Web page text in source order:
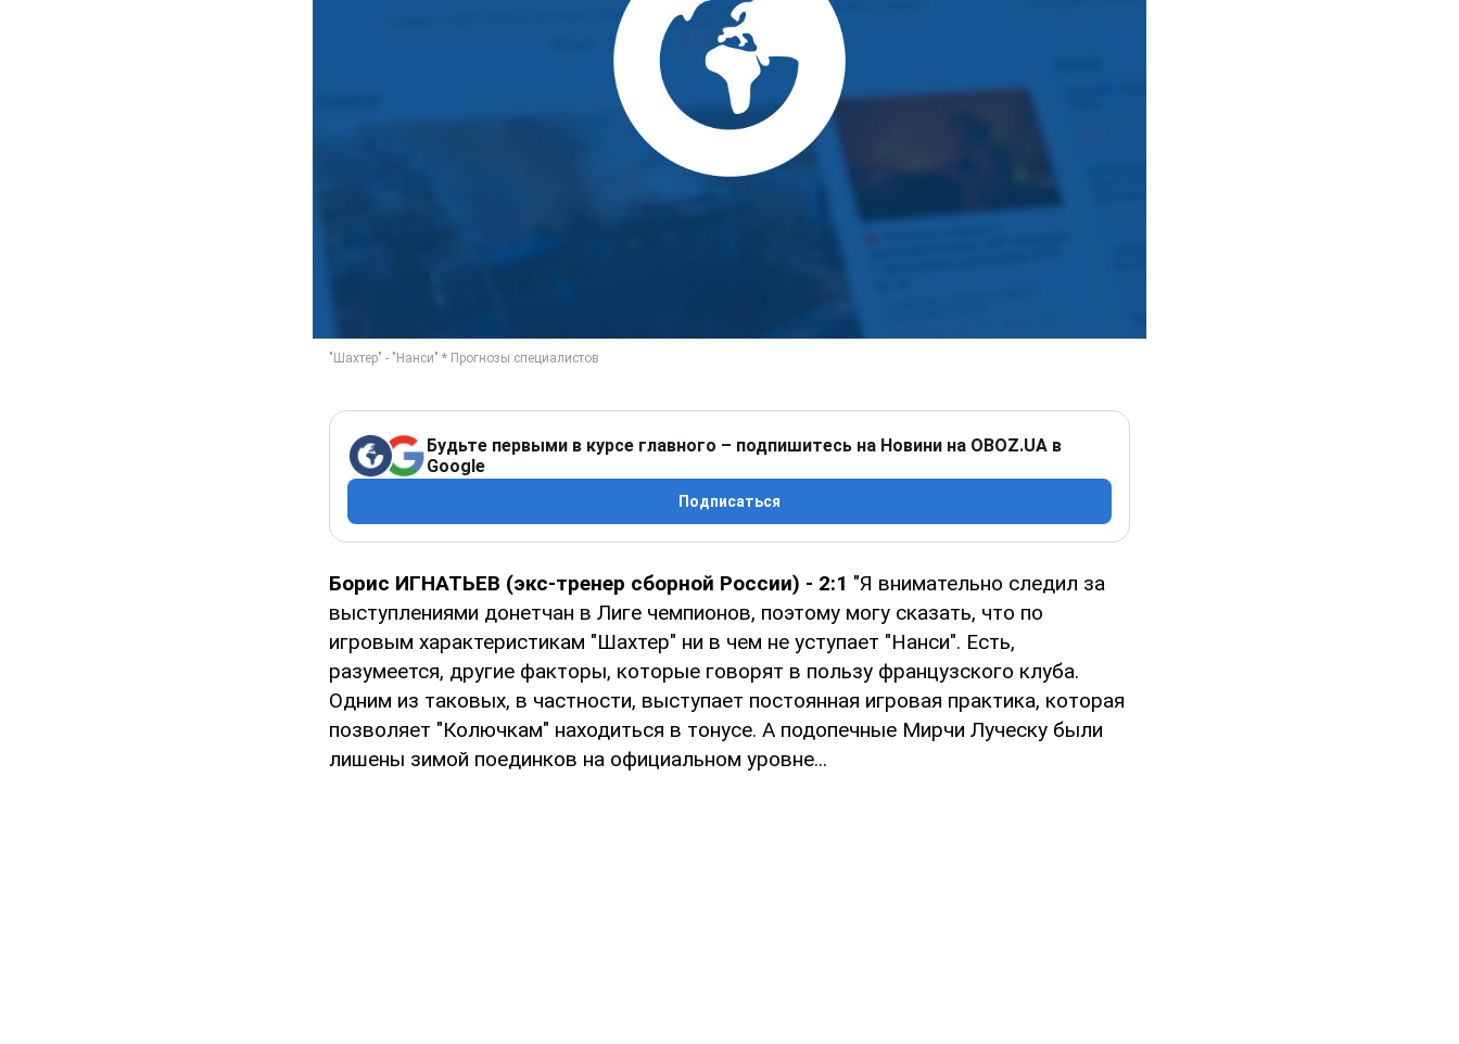
Будьте первыми в курсе главного – подпишитесь на Новини на OBOZ.UA в
Google
Подписаться
Борис ИГНАТЬЕВ (экс-тренер сборной России) - 2:1 "Я внимательно следил за
выступлениями донетчан в Лиге чемпионов, поэтому могу сказать, что по
игровым характеристикам "Шахтер" ни в чем не уступает "Нанси". Есть,
разумеется, другие факторы, которые говорят в пользу французского клуба.
Одним из таковых, в частности, выступает постоянная игровая практика, которая
позволяет "Колючкам" находиться в тонусе. А подопечные Мирчи Луческу были
лишены зимой поединков на официальном уровне...